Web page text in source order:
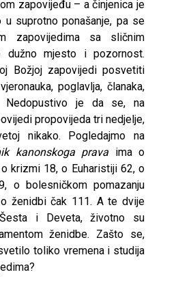
zapovijeđu – a činjenica je
suprotno ponašanje, pa se
zapovijedima sa sličnim
dužno mjesto i pozornost.
Božjoj zapovijedi posvetiti
poglavlja, članaka,
Nedopustivo je da se, na
propovijeda tri nedjelje,
nikako. Pogledajmo na
kanonskoga prava ima o
krizmi 18, o Euharistiji 62, o
o bolesničkom pomazanju
ženidbi čak 111. A te dvije
i Deveta, životno su
ženidbe. Zašto se,
toliko vremena i studija